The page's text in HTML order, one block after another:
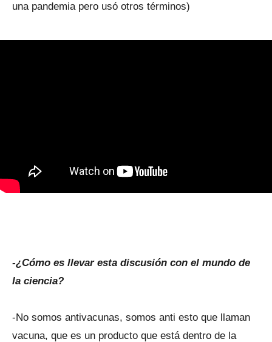
una pandemia pero usó otros términos)
-¿Cómo es llevar esta discusión con el mundo de
la ciencia?
-No somos antivacunas, somos anti esto que llaman
vacuna, que es un producto que está dentro de la